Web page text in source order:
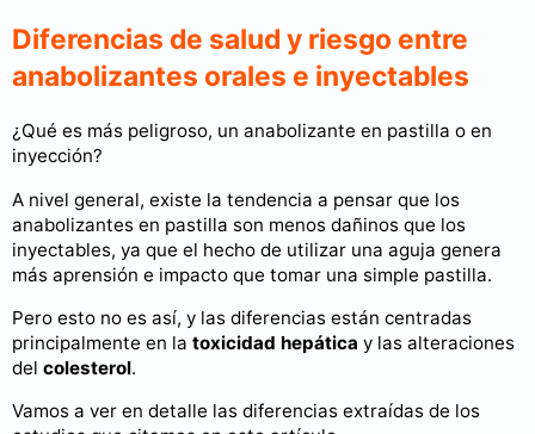
Diferencias de salud y riesgo entre
anabolizantes orales e inyectables
¿Qué es más peligroso, un anabolizante en pastilla o en
inyección?
A nivel general, existe la tendencia a pensar que los
anabolizantes en pastilla son menos dañinos que los
inyectables, ya que el hecho de utilizar una aguja genera
más aprensión e impacto que tomar una simple pastilla.
Pero esto no es así, y las diferencias están centradas
principalmente en la toxicidad hepática y las alteraciones
del colesterol.
Vamos a ver en detalle las diferencias extraídas de los